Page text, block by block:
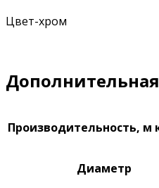
Цвет-хром
Производительность, м
Диаметр